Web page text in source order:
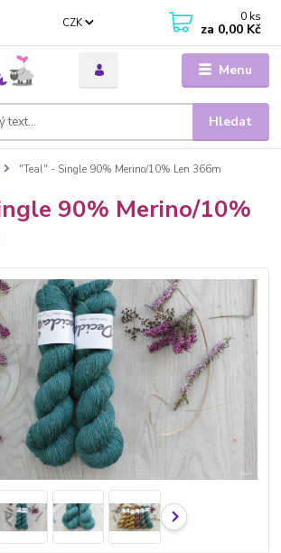
Menu
CZK
Hledat
0 ks
za 0,00 Kč
"Teal" - Single 90% Merino/10% Len 366m
90% Merino/10%